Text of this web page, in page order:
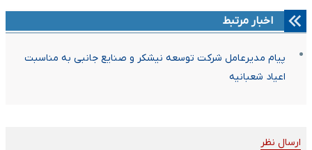
اخبار مرتبط
پیام مدیرعامل شرکت توسعه نیشکر و صنایع جانبی به مناسبت
اعیاد شعبانیه
ارسال نظر